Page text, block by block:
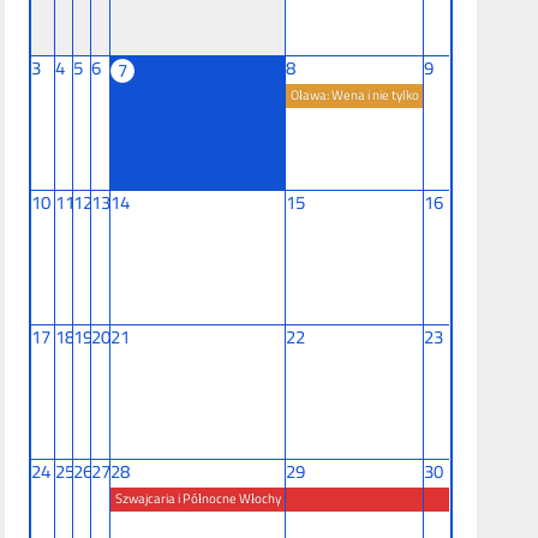
3 4 5 6 7 8
Oława: Wena i nie tylko
9
1011121314 15 16
1718192021 22 23
2425262728
Szwajcaria i Północne Włochy
29 30